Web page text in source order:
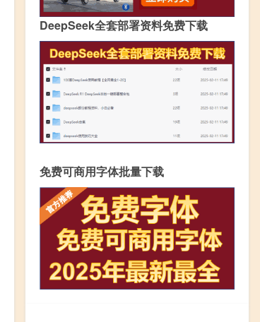
DeepSeek全套部署资料免费下载
免费可商用字体批量下载